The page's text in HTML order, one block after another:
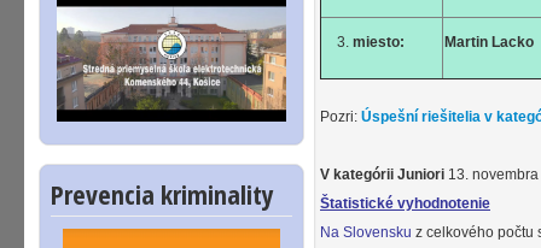
Prevencia kriminality
miesto: Martin Lacko
Pozri: Úspešní riešitelia v
V kategórii Juniori 13.
Štatistické vyhodnotenie
Na Slovensku z celkového